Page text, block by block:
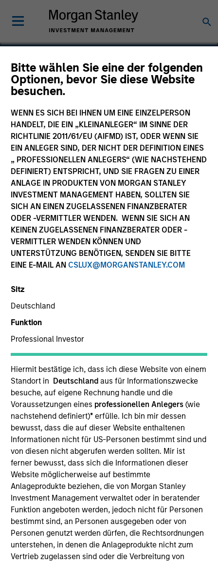
Bitte wählen Sie eine der folgenden
Optionen, bevor Sie diese Website
besuchen.
WENN ES SICH BEI IHNEN UM EINE EINZELPERSON
HANDELT, DIE EIN „KLEINANLEGER“ IM SINNE DER
RICHTLINIE 2011/61/EU (AIFMD) IST, ODER WENN SIE
EIN ANLEGER SIND, DER NICHT DER DEFINITION EINES
„ PROFESSIONELLEN ANLEGERS“ (WIE NACHSTEHEND
DEFINIERT) ENTSPRICHT, UND SIE FRAGEN ZU EINER
ANLAGE IN PRODUKTEN VON MORGAN STANLEY
INVESTMENT MANAGEMENT HABEN, SOLLTEN SIE
SICH AN EINEN ZUGELASSENEN FINANZBERATER
ODER -VERMITTLER WENDEN. WENN SIE SICH AN
KEINEN ZUGELASSENEN FINANZBERATER ODER -
VERMITTLER WENDEN KÖNNEN UND
UNTERSTÜTZUNG BENÖTIGEN, SENDEN SIE BITTE
EINE E-MAIL AN CSLUX@MORGANSTANLEY.COM
Sitz
Deutschland
Funktion
Professional Investor
Hiermit bestätige ich, dass ich diese Website von einem
Standort in Deutschland aus für Informationszwecke
besuche, auf eigene Rechnung handle und die
Voraussetzungen eines professionellen Anlegers(wie
nachstehend definiert)* erfülle. Ich bin mir dessen
bewusst, dass die auf dieser Website enthaltenen
Informationen nicht für US-Personen bestimmt sind und
von diesen nicht abgerufen werden sollten. Mir ist
ferner bewusst, dass sich die Informationen dieser
Website möglicherweise auf bestimmte
Anlageprodukte beziehen, die von Morgan Stanley
Investment Management verwaltet oder in beratender
Funktion angeboten werden, jedoch nicht für Personen
bestimmt sind, an Personen ausgegeben oder von
Personen genutzt werden dürfen, die Rechtsordnungen
unterstehen, in denen die Anlageprodukte nicht zum
Vertrieb zugelassen sind oder die Verbreitung von
Europe Opportunity
Fund
Marketingdokument
Kommentar
Wesentliche Anlegerinformationen
(KID)
Ressourcen
Überblick
Anlageziel
Langfristiges Wachstum ihrer Anlage.
Anlageansatz
Das Portfolio strebt einen langfristigen
Kapitalzuwachs durch Investitionen in erstklassige,
gut etablierte und aufstrebende Unternehmen in
aller Welt an, die nach Ansicht des Anlageteams
zum Zeitpunkt des Erwerbs unterbewertet sind.
Um dieses Ziel zu erreichen, sucht das
Anlageteam generell nach Unternehmen, die
seiner Meinung nach nachhaltige
Wettbewerbsvorteile aufweisen, die sich durch
Wachstum in Ertrag umwandeln lassen. Der
Anlageprozess beinhaltet Nachhaltigkeitsanalysen